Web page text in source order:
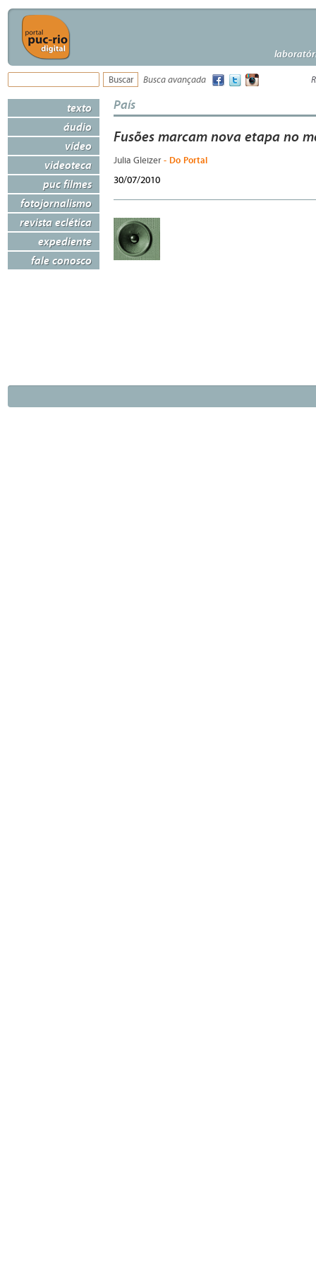
Busca avançada
texto
áudio
vídeo
videoteca
puc filmes
fotojornalismo
revista eclética
expediente
fale conosco
País
Fusões marcam nova etapa no
Julia Gleizer - Do Portal
30/07/2010